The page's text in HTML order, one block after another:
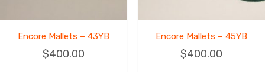
Encore Mallets – 43YB
$400.00
Encore Mallets – 45YB
$400.00